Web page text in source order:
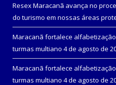
Resex Maracanã avança no
do turismo em nossas áreas
Maracanã fortalece
turmas multiano 4 de agosto de
Maracanã fortalece
turmas multiano 4 de agosto de